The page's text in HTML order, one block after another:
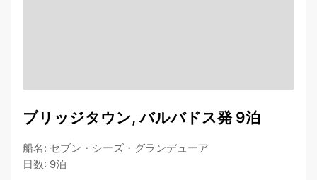
ブリッジタウン, バルバドス発 9泊
船名: セブン・シーズ・グランデューア
日数: 9泊